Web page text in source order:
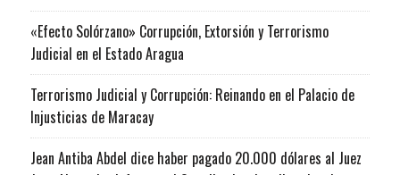
«Efecto Solórzano» Corrupción, Extorsión y Terrorismo
Judicial en el Estado Aragua
Terrorismo Judicial y Corrupción: Reinando en el Palacio de
Injusticias de Maracay
Jean Antiba Abdel dice haber pagado 20.000 dólares al Juez